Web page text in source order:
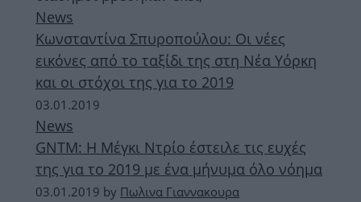
News
Κωνσταντίνα Σπυροπούλου: Οι νέες
εικόνες από το ταξίδι της στη Νέα Υόρκη
και οι στόχοι της για το 2019
03.01.2019
News
GNTM: Η Μέγκι Ντρίο έστειλε τις ευχές
της για το 2019 με ένα μήνυμα όλο νόημα
03.01.2019 by Πωλινα Γιαννακουρα